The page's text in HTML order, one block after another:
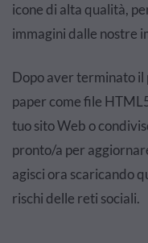
icone di alta qualità,
immagini dalle nostre
Dopo aver terminato il
paper come file
tuo sito Web o
pronto/a per
agisci ora scaricando
rischi delle reti sociali.